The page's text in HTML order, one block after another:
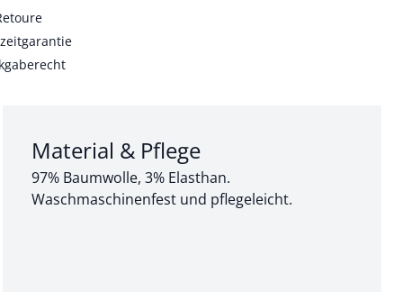
Abschnitt 3 von 3:
Material & Pflege
97% Baumwolle, 3% Elasthan.
Waschmaschinenfest und pflegeleicht.